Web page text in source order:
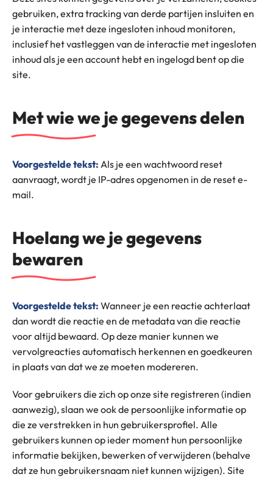
gebruiken, extra tracking van derde partijen insluiten en
je interactie met deze ingesloten inhoud monitoren,
inclusief het vastleggen van de interactie met ingesloten
inhoud als je een account hebt en ingelogd bent op die
site.
Met wie we je gegevens delen
Voorgestelde tekst: Als je een wachtwoord reset
aanvraagt, wordt je IP-adres opgenomen in de reset e-
mail.
Hoelang we je gegevens
bewaren
Voorgestelde tekst: Wanneer je een reactie achterlaat
dan wordt die reactie en de metadata van die reactie
voor altijd bewaard. Op deze manier kunnen we
vervolgreacties automatisch herkennen en goedkeuren
in plaats van dat we ze moeten modereren.
Voor gebruikers die zich op onze site registreren (indien
aanwezig), slaan we ook de persoonlijke informatie op
die ze verstrekken in hun gebruikersprofiel. Alle
gebruikers kunnen op ieder moment hun persoonlijke
informatie bekijken, bewerken of verwijderen (behalve
dat ze hun gebruikersnaam niet kunnen wijzigen). Site